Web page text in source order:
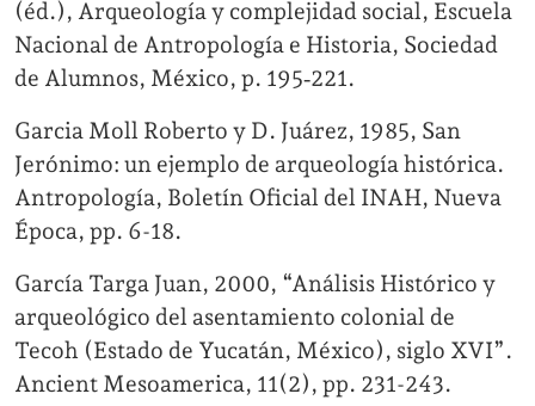
(éd.), Arqueología y complejidad social, Escuela
Nacional de Antropología e Historia, Sociedad
de Alumnos, México, p. 195‐221.
Garcia Moll Roberto y D. Juárez, 1985, San
Jerónimo: un ejemplo de arqueología histórica.
Antropología, Boletín Oficial del INAH, Nueva
Época, pp. 6-18.
García Targa Juan, 2000, “Análisis Histórico y
arqueológico del asentamiento colonial de
Tecoh (Estado de Yucatán, México), siglo XVI”.
Ancient Mesoamerica, 11(2), pp. 231-243.